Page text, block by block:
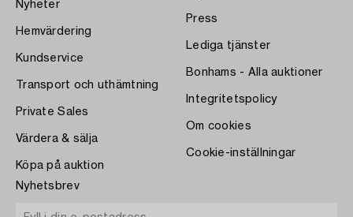
Nyheter
Hemvärdering
Kundservice
Transport och uthämtning
Private Sales
Värdera & sälja
Köpa på auktion
Press
Lediga tjänster
Bonhams - Alla auktioner
Integritetspolicy
Om cookies
Cookie-inställningar
Nyhetsbrev